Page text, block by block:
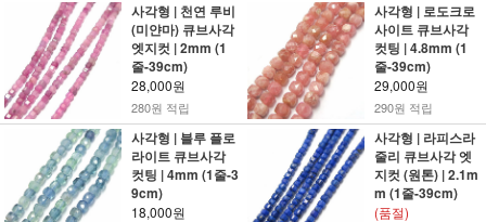
사각형 | 천연 루비
(미얀마) 큐브사각
엣지컷 | 2mm (1
줄-39cm)
28,000원
280원 적립
사각형 | 로도크로
사이트 큐브사각
컷팅 | 4.8mm (1
줄-39cm)
29,000원
290원 적립
사각형 | 블루 플로
라이트 큐브사각
컷팅 | 4mm (1줄-3
9cm)
18,000원
사각형 | 라피스라
줄리 큐브사각 엣
지컷 (원톤) | 2.1m
m (1줄-39cm)
(품절)